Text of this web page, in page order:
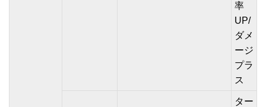
率
UP/
ダメ
ージ
プラ
ス
ター